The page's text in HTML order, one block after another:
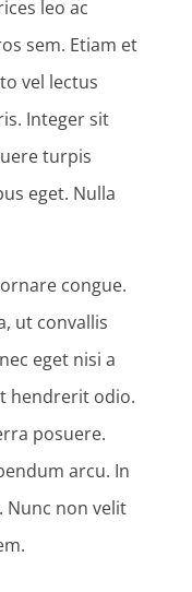
leo ac
sem. Etiam et
vel lectus
Integer sit
turpis
eget. Nulla
congue.
ut convallis
eget nisi a
hendrerit odio.
posuere.
arcu. In
Nunc non velit